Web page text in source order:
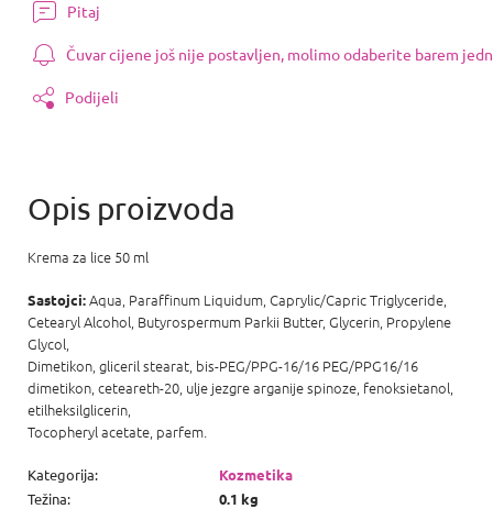
Pitaj
Čuvar cijene još nije postavljen, molimo odaberite barem
Podijeli
Krema za lice 50 ml
Sastojci:Aqua, Paraffinum Liquidum, Caprylic/Capric Triglyceride,
Cetearyl Alcohol, Butyrospermum Parkii Butter, Glycerin, Propylene
Glycol,
Dimetikon, gliceril stearat, bis-PEG/PPG-16/16 PEG/PPG16/16
dimetikon, ceteareth-20, ulje jezgre arganije spinoze, fenoksietanol,
etilheksilglicerin,
Tocopheryl acetate, parfem.
Kategorija:
Kozmetika
Težina:
0.1 kg